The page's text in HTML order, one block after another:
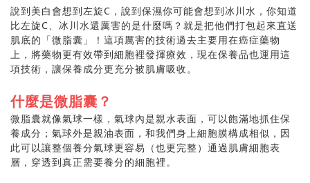
說到美白會想到左旋C ，說到保濕你可能會想到冰川水，你知道
比左旋C、冰川水還厲害的是什麼嗎？就是把他們打包起來直送
肌底的「微脂囊」！這項厲害的技術過去主要用在癌症藥物
上，將藥物更有效帶到細胞裡發揮療效，現在保養品也運用這
項技術，讓保養成分更充分被肌膚吸收。
什麼是微脂囊？
微脂囊就像氣球一樣，氣球內是親水表面，可以飽滿地抓住保
養成分；氣球外是親油表面，和我們身上細胞膜構成相似，因
此可以讓整個養分氣球更容易（也更完整）通過肌膚細胞表
層，穿透到真正需要養分的細胞裡。